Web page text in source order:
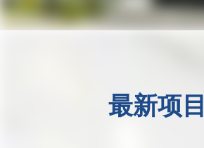
最新项目